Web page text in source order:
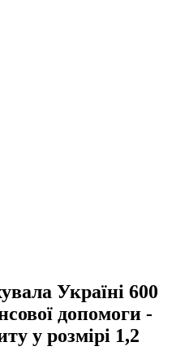
Україні 600
допомоги -
у розмірі 1,2